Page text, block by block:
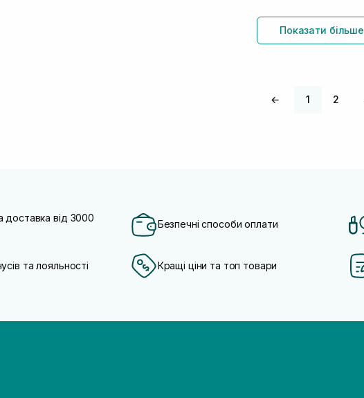
Показати більше
← 1 2
доставка від 3000
Безпечні способи оплати
та лояльності Кращі ціни та топ товари